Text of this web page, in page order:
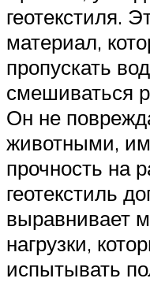
геотекстиля.
материал,
пропускать
смешиваться
Он не
животными,
прочность на
геотекстиль
выравнивает
нагрузки,
испытывать